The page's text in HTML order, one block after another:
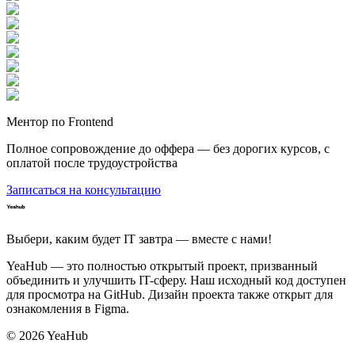
Ментор по Frontend
Полное сопровождение до оффера — без дорогих курсов, с
оплатой после трудоустройства
Записаться на консультацию
Выбери, каким будет IT завтра — вместе c нами!
YeaHub — это полностью открытый проект, призванный
объединить и улучшить IT-сферу. Наш исходный код доступен
для просмотра на GitHub. Дизайн проекта также открыт для
ознакомления в Figma.
© 2026YeaHub